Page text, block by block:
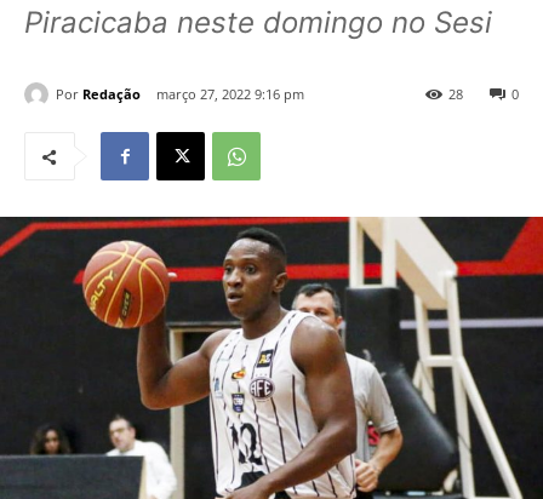
Piracicaba neste domingo no Sesi
Por Redação março 27, 2022 9:16 pm 0
28